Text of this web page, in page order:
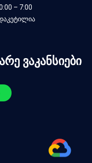
– 7:00
ვაკანსიები